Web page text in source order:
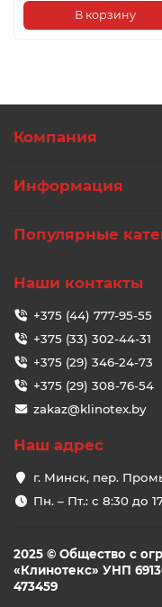
В корзину
Компания
Информация
Популярные
Наши контакты
+375 (44) 777-95-55
+375 (33) 302-44-31
+375 (29) 346-24-73
+375 (29) 308-76-54
zakaz@klinotex.by
Наш адрес
г. Минск, пер.
Пн. – Пт.: с 8:30 до
2025 © Общество с
«Клинотекс» УНП
473459